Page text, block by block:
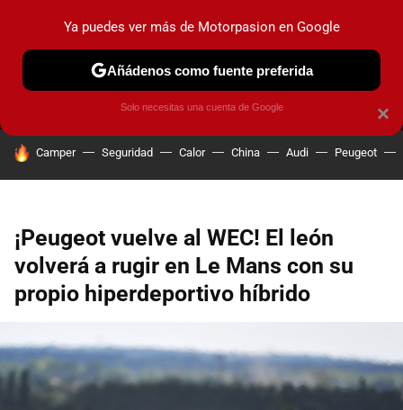
MENÚ NUEVO
COCHES ELÉCTRICOS OBSERVATORIO
HOY SE HABLA DE
Camper Seguridad Calor China Audi Peugeot
¡Peugeot vuelve al WEC! El león
volverá a rugir en Le Mans con su
propio hiperdeportivo híbrido
×
Ya puedes ver más de Motorpasion en Google
Añádenos como fuente preferida
Solo necesitas una cuenta de Google